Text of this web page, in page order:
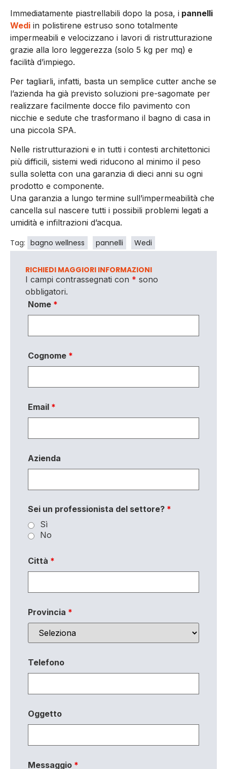
Immediatamente piastrellabili dopo la posa, i pannelli
Wedi in polistirene estruso sono totalmente
impermeabili e velocizzano i lavori di ristrutturazione
grazie alla loro leggerezza (solo 5 kg per mq) e
facilità d’impiego.
Per tagliarli, infatti, basta un semplice cutter anche se
l’azienda ha già previsto soluzioni pre-sagomate per
realizzare facilmente docce filo pavimento con
nicchie e sedute che trasformano il bagno di casa in
una piccola SPA.
Nelle ristrutturazioni e in tutti i contesti architettonici
più difficili, sistemi wedi riducono al minimo il peso
sulla soletta con una garanzia di dieci anni su ogni
prodotto e componente.
Una garanzia a lungo termine sull’impermeabilità che
cancella sul nascere tutti i possibili problemi legati a
umidità e infiltrazioni d’acqua.
Tag: bagno wellness pannelli Wedi
RICHIEDI MAGGIORI INFORMAZIONI
I campi contrassegnati con * sono
obbligatori.
Nome *
Cognome *
Email *
Azienda
Sei un professionista del settore? *
Sì
No
Città *
Provincia *
Telefono
Oggetto
Messaggio *